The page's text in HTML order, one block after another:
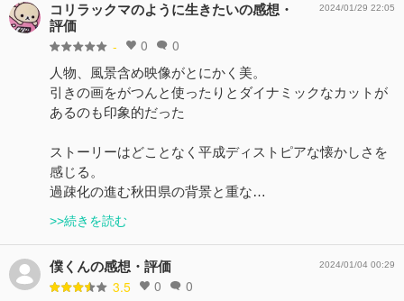
コリラックマのように生きたいの感想・
評価
- 0 0
2024/01/29 22:05
人物、風景含め映像がとにかく美。
引きの画をがつんと使ったりとダイナミックなカットが
あるのも印象的だった
ストーリーはどことなく平成ディストピアな懐かしさを
感じる。
過疎化の進む秋田県の背景と重な…
>>続きを読む
僕くんの感想・評価
3.5 0 0
2024/01/04 00:29